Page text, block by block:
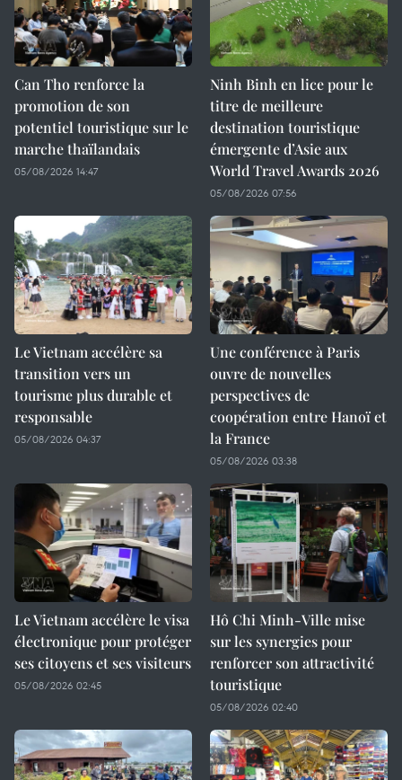
Can Tho renforce la
promotion de son
potentiel touristique sur le
marche thaïlandais
05/08/2026 14:47
Ninh Binh en lice pour le
titre de meilleure
destination touristique
émergente d’Asie aux
World Travel Awards 2026
05/08/2026 07:56
Le Vietnam accélère sa
transition vers un
tourisme plus durable et
responsable
05/08/2026 04:37
Une conférence à Paris
ouvre de nouvelles
perspectives de
coopération entre Hanoï et
la France
05/08/2026 03:38
Le Vietnam accélère le visa
électronique pour protéger
ses citoyens et ses visiteurs
05/08/2026 02:45
Hô Chi Minh-Ville mise
sur les synergies pour
renforcer son attractivité
touristique
05/08/2026 02:40